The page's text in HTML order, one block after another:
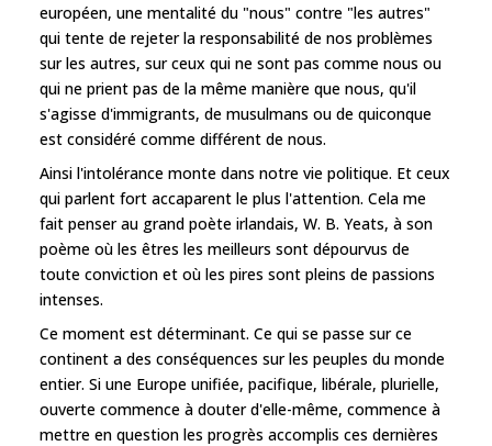
européen, une mentalité du "nous" contre "les autres"
qui tente de rejeter la responsabilité de nos problèmes
sur les autres, sur ceux qui ne sont pas comme nous ou
qui ne prient pas de la même manière que nous, qu'il
s'agisse d'immigrants, de musulmans ou de quiconque
est considéré comme différent de nous.
Ainsi l'intolérance monte dans notre vie politique. Et ceux
qui parlent fort accaparent le plus l'attention. Cela me
fait penser au grand poète irlandais, W. B. Yeats, à son
poème où les êtres les meilleurs sont dépourvus de
toute conviction et où les pires sont pleins de passions
intenses.
Ce moment est déterminant. Ce qui se passe sur ce
continent a des conséquences sur les peuples du monde
entier. Si une Europe unifiée, pacifique, libérale, plurielle,
ouverte commence à douter d'elle-même, commence à
mettre en question les progrès accomplis ces dernières